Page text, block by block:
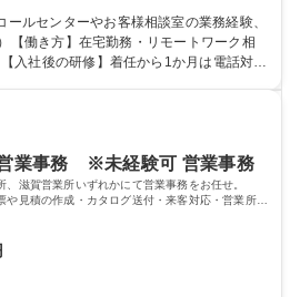
す。お客様からの声に迅速かつ誠意をも
グループ内活動に反映しています。 【具
種 中野本社【お客様
り良い商品づくりへ貢献
ルセンターやお客様相談室の業務経験、
【働き方】在宅勤務・リモートワーク相
ついて】キリングループの広報機能を担
を大切にし、磨き上げたホスピタリティ
とりながら広報関連業務を行っておりま
営業事務 ※未経験可 営業事務
、滋賀営業所いずれかにて営業事務をお任せ。
や見積の作成・カタログ送付・来客対応・営業所内
せ。